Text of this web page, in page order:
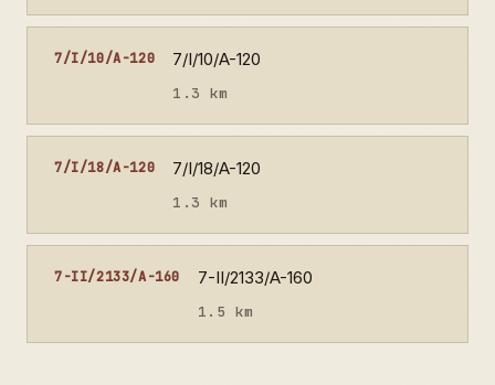
7/I/10/A-120 7/I/10/A-120
1.3 km
7/I/18/A-120 7/I/18/A-120
1.3 km
7-II/2133/A-160 7-II/2133/A-160
1.5 km